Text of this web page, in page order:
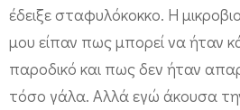
έδειξε σταφυλόκοκκο. Η
μου είπαν πως μπορεί να ήταν
παροδικό και πως δεν ήταν
τόσο γάλα. Αλλά εγώ άκουσα